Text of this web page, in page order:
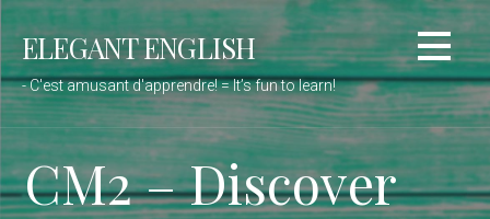
Passer
au
contenu
ELEGANT ENGLISH
- C'est amusant d'apprendre! = It’s fun to learn!
CM2 – Discover